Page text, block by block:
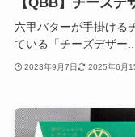
六甲バターが手掛ける
ている「チーズデザー
2023年9月7日 2025年6月